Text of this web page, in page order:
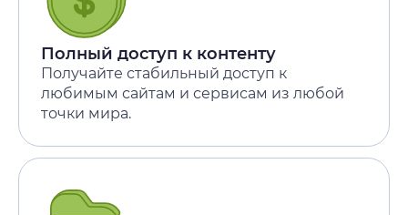
Полный доступ к контенту
Получайте стабильный доступ к
любимым сайтам и сервисам из любой
точки мира.